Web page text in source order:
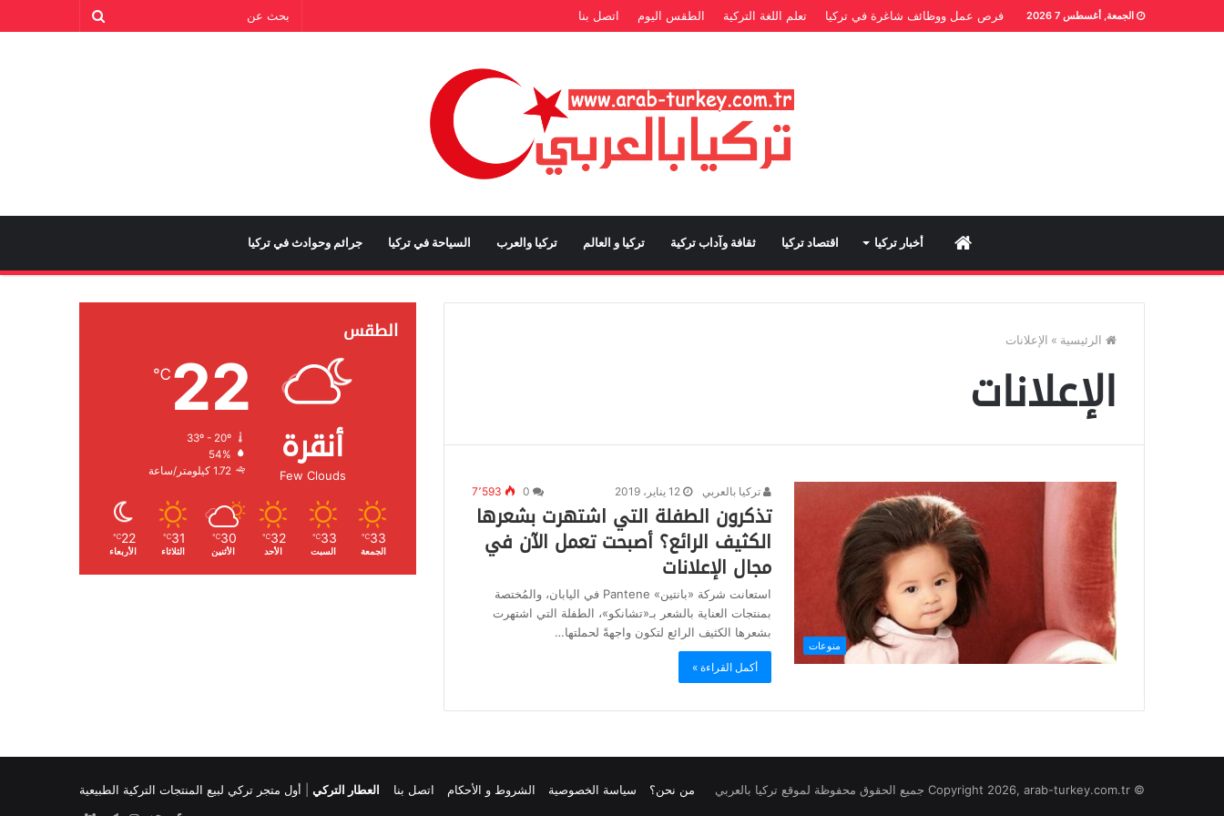
الجمعة, أغسطس 7 2026 فرص عمل ووظائف شاغرة في تركيا تعلم اللغة التركية الطقس اليوم اتصل بنا
Home أخبار تركيا اقتصاد تركيا ثقافة وآداب تركية تركيا و العالم تركيا والعرب السياحة في تركيا جرائم وحوادث في تركيا
الرئيسية » الإعلانات
الإعلانات
منوعات
تركيا بالعربي 12 يناير، 2019 7٬593
تذكرون الطفلة التي اشتهرت بشعرها
الكثيف الرائع؟ أصبحت تعمل الآن في
مجال الإعلانات
استعانت شركة «بانتين» Pantene في اليابان، والمُختصة
بمنتجات العناية بالشعر بـ«تشانكو»، الطفلة التي اشتهرت
بشعرها الكثيف الرائع لتكون واجهةً لحملتها…
أكمل القراءة »
الطقس
أنقرة
Few Clouds
22
℃
33º - 20º
الرطوبة:
الرياح:1.72 كيلومتر/ساعة
33
℃
الجمعة
33
℃
السبت
32
℃
الأحد
30
℃
الأثنين
31
℃
الثلاثاء
22
℃
الأربعاء
© Copyright 2026, arab-turkey.com.tr جميع الحقوق محفوظة لموقع تركيا بالعربي العطار التركي أول متجر تركي لبيع المنتجات التركية الطبيعية من نحن؟ سياسة الخصوصية الشروط و الأحكام اتصل بنا